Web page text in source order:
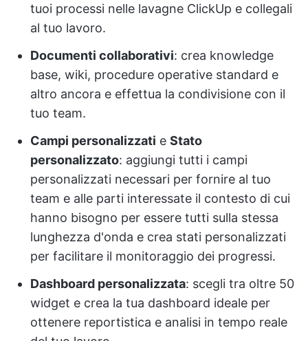
tuoi processi nelle lavagne ClickUp e collegali
al tuo lavoro.
Documenti collaborativi: crea knowledge
base, wiki, procedure operative standard e
altro ancora e effettua la condivisione con il
tuo team.
Campi personalizzati e Stato
personalizzato: aggiungi tutti i campi
personalizzati necessari per fornire al tuo
team e alle parti interessate il contesto di cui
hanno bisogno per essere tutti sulla stessa
lunghezza d'onda e crea stati personalizzati
per facilitare il monitoraggio dei progressi.
Dashboard personalizzata: scegli tra oltre 50
widget e crea la tua dashboard ideale per
ottenere reportistica e analisi in tempo reale